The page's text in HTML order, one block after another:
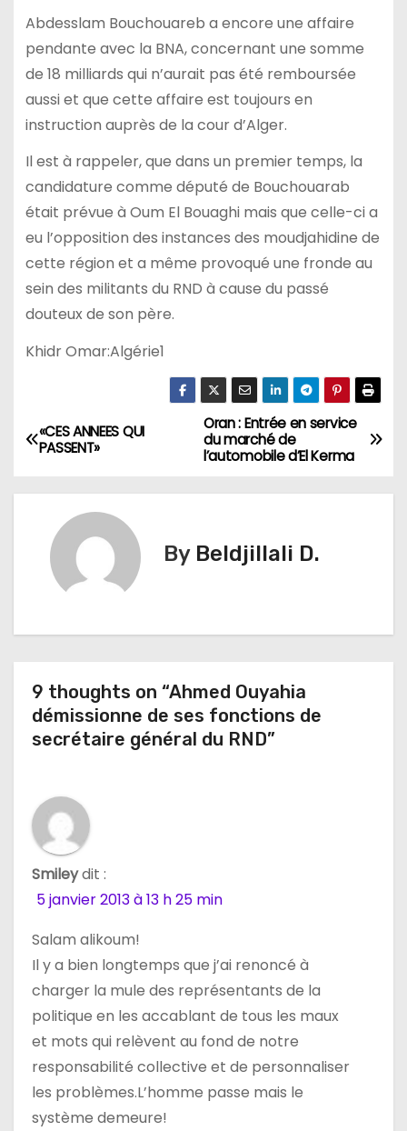
Abdesslam Bouchouareb a encore une affaire
pendante avec la BNA, concernant une somme
de 18 milliards qui n’aurait pas été remboursée
aussi et que cette affaire est toujours en
instruction auprès de la cour d’Alger.
Il est à rappeler, que dans un premier temps, la
candidature comme député de Bouchouarab
était prévue à Oum El Bouaghi mais que celle-ci a
eu l’opposition des instances des moudjahidine de
cette région et a même provoqué une fronde au
sein des militants du RND à cause du passé
douteux de son père.
Khidr Omar:Algérie1
N
o
d
e
a
r
t
c
Oran : Entrée en service
du marché de
l’automobile d’El Kerma
«CES ANNEES QUI
PASSENT»
By Beldjillali D.
9 thoughts on “Ahmed Ouyahia
démissionne de ses fonctions de
secrétaire général du RND”
Smileydit :
5 janvier 2013 à 13 h 25 min
Salam alikoum!
Il y a bien longtemps que j’ai renoncé à
charger la mule des représentants de la
politique en les accablant de tous les maux
et mots qui relèvent au fond de notre
responsabilité collective et de personnaliser
les problèmes.L’homme passe mais le
système demeure!